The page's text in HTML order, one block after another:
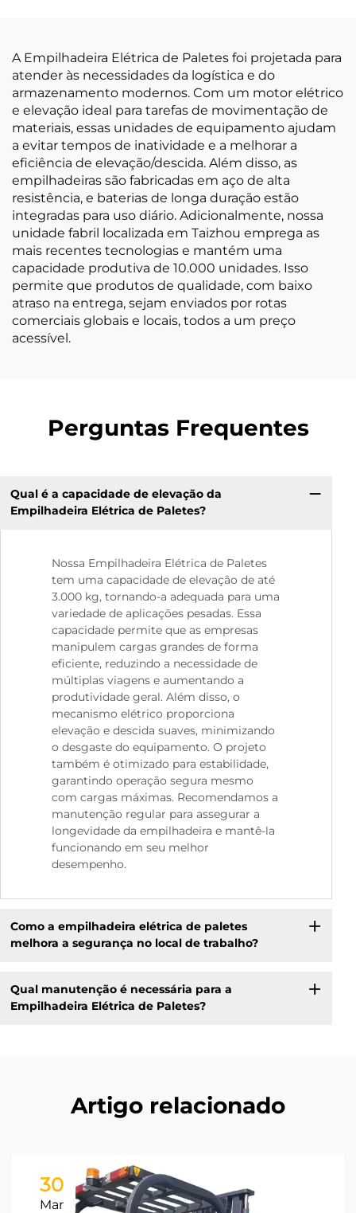
A Empilhadeira Elétrica de Paletes foi projetada para
atender às necessidades da logística e do
armazenamento modernos. Com um motor elétrico
e elevação ideal para tarefas de movimentação de
materiais, essas unidades de equipamento ajudam
a evitar tempos de inatividade e a melhorar a
eficiência de elevação/descida. Além disso, as
empilhadeiras são fabricadas em aço de alta
resistência, e baterias de longa duração estão
integradas para uso diário. Adicionalmente, nossa
unidade fabril localizada em Taizhou emprega as
mais recentes tecnologias e mantém uma
capacidade produtiva de 10.000 unidades. Isso
permite que produtos de qualidade, com baixo
atraso na entrega, sejam enviados por rotas
comerciais globais e locais, todos a um preço
acessível.
Perguntas Frequentes
Qual é a capacidade de elevação da
Empilhadeira Elétrica de Paletes?
Nossa Empilhadeira Elétrica de Paletes
tem uma capacidade de elevação de até
3.000 kg, tornando-a adequada para uma
variedade de aplicações pesadas. Essa
capacidade permite que as empresas
manipulem cargas grandes de forma
eficiente, reduzindo a necessidade de
múltiplas viagens e aumentando a
produtividade geral. Além disso, o
mecanismo elétrico proporciona
elevação e descida suaves, minimizando
o desgaste do equipamento. O projeto
também é otimizado para estabilidade,
garantindo operação segura mesmo
com cargas máximas. Recomendamos a
manutenção regular para assegurar a
longevidade da empilhadeira e mantê-la
funcionando em seu melhor
desempenho.
Como a empilhadeira elétrica de paletes
melhora a segurança no local de trabalho?
Qual manutenção é necessária para a
Empilhadeira Elétrica de Paletes?
Artigo relacionado
30
Mar